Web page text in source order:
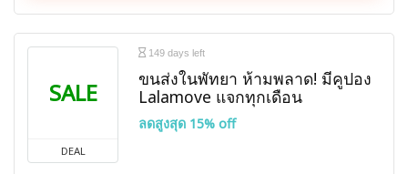
SALE
DEAL
149 days left
ขนส่งในพัทยา ห้ามพลาด! มีคูปอง
Lalamove แจกทุกเดือน
ลดสูงสุด 15% off